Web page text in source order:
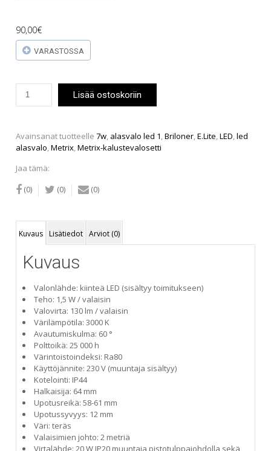
90,00€
VARASTOSSA
Eco
kalustevalosetti
määrä
Lisää ostoskoriin
Avainsanat tuotteelle7w, alasvalo led 1,Briloner,E.Lite,LED,led
alasvalo,Metrix,Metrix-kalustevalosetti
Jaa tämä:
(0) (0) (0)
Kuvaus Lisätiedot Arviot (0)
Kuvaus
Valonlähde: kiinteä LED (sisältyy toimitukseen)
Teho: 1,5 W / valaisin
Valovirta: 130 lm / valaisin
Värilämpötila: 3000 K
Avautumiskulma: 60 °
Polttoikä: 25 000 h
Värintoistoindeksi: Ra80
Käyttöjännite: 230 V (muuntaja sisältyy)
Kotelointi: IP44
Halkaisija: 64 mm
Upotusreikä: 58-61 mm
Upotussyvyys: 12 mm
Väri: teräs
Valaisimien johto: 2 metriä